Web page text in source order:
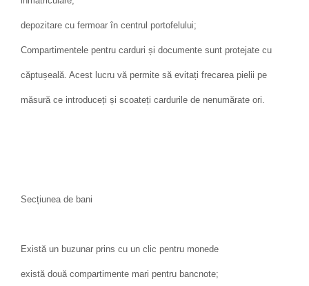
depozitare cu fermoar în centrul portofelului;
Compartimentele pentru carduri și documente sunt protejate cu
căptușeală. Acest lucru vă permite să evitați frecarea pielii pe
măsură ce introduceți și scoateți cardurile de nenumărate ori.
Secțiunea de bani
Există un buzunar prins cu un clic pentru monede
există două compartimente mari pentru bancnote;